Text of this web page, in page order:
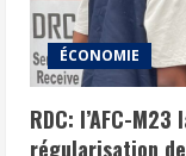
ÉCONOMIE
RDC: l’AFC-
régularisation